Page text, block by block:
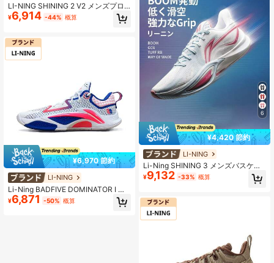
LI-NING SHINING 2 V2 メンズプロ
バスケットボールシューズ、TUFF R
B 耐久性のあるアウトソール、高反
03
¥6,914 -44% 概算
¥6,970 節約
LI-NING
Li-Ning BADFIVE DOMINATOR I メ
ンズバスケットボールシューズ、プ
ロフェッショナルスポーツシュー
¥6,871 -50% 概算
6
¥4,420 節約
LI-NING
Li-Ning SHINING 3 メンズバスケッ
トボールシューズ - デュアルBOOM
クッショニングシステム、TUFF RB
ーツシューズ ABAW007
¥9,132 -33% 概算